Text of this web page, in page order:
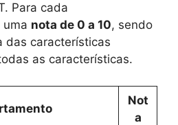
Para cada
nota de 0 a 10, sendo
das características
as características.
Not
a